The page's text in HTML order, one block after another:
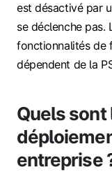
est désactivé par
se déclenche pas.
fonctionnalités de
dépendent de la
Quels sont
entreprise